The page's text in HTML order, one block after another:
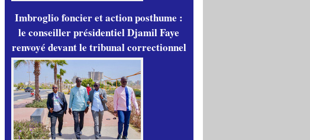
Imbroglio foncier et action posthume :
le conseiller présidentiel Djamil Faye
renvoyé devant le tribunal correctionnel